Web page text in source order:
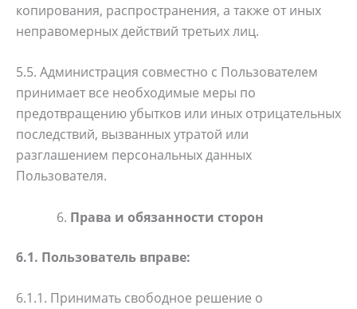
копирования, распространения, а также от иных
неправомерных действий третьих лиц.
5.5. Администрация совместно с Пользователем
принимает все необходимые меры по
предотвращению убытков или иных отрицательных
последствий, вызванных утратой или
разглашением персональных данных
Пользователя.
Права и обязанности сторон
6.1. Пользователь вправе:
6.1.1. Принимать свободное решение о